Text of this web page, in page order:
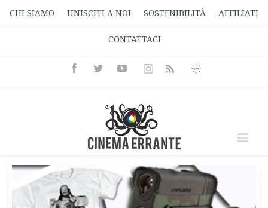
CHI SIAMO UNISCITI A NOI SOSTENIBILITÀ AFFILIATI
CONTATTACI
FacebookTwitterYoutubeInstagramRss
Informativa